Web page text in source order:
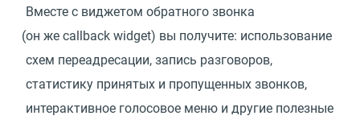
Вместе с виджетом обратного звонка
(он же callback widget) вы получите: использование
схем переадресации, запись разговоров,
статистику принятых и пропущенных звонков,
интерактивное голосовое меню и другие полезные